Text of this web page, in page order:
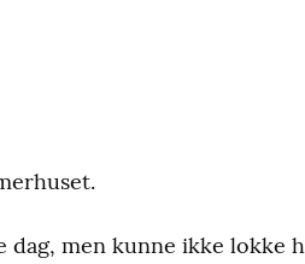
dag, men kunne ikke lokke